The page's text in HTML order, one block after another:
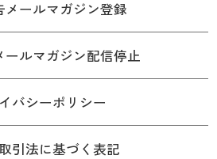
メールマガジン登録
ールマガジン配信停止
バシーポリシー
引法に基づく表記